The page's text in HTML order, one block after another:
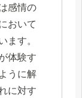
感情の
おいて
ます。
体験す
うに解
に対す